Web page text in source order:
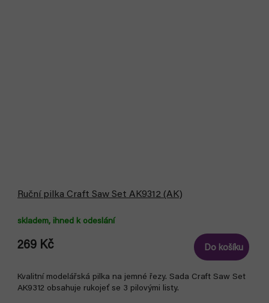
Ruční pilka Craft Saw Set AK9312 (AK)
skladem, ihned k odeslání
269 Kč Do košíku
Kvalitní modelářská pilka na jemné řezy. Sada Craft Saw Set
AK9312 obsahuje rukojeť se 3 pilovými listy.